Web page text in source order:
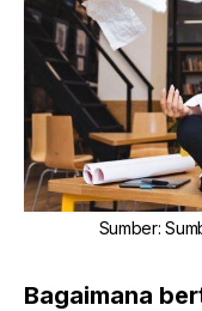
Sumber:
Bagaimana